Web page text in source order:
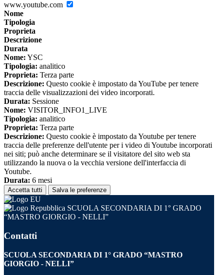
www.youtube.com
Nome
Tipologia
Proprieta
Descrizione
Durata
Nome: YSC
Tipologia: analitico
Proprieta: Terza parte
Descrizione: Questo cookie è impostato da YouTube per tenere
traccia delle visualizzazioni dei video incorporati.
Durata: Sessione
Nome: VISITOR_INFO1_LIVE
Tipologia: analitico
Proprieta: Terza parte
Descrizione: Questo cookie è impostato da Youtube per tenere
traccia delle preferenze dell'utente per i video di Youtube incorporati
nei siti; può anche determinare se il visitatore del sito web sta
utilizzando la nuova o la vecchia versione dell'interfaccia di
Youtube.
Durata: 6 mesi
Accetta tutti Salva le preferenze
SCUOLA SECONDARIA DI 1° GRADO
“MASTRO GIORGIO - NELLI”
Contatti
SCUOLA SECONDARIA DI 1° GRADO “MASTRO
GIORGIO - NELLI”